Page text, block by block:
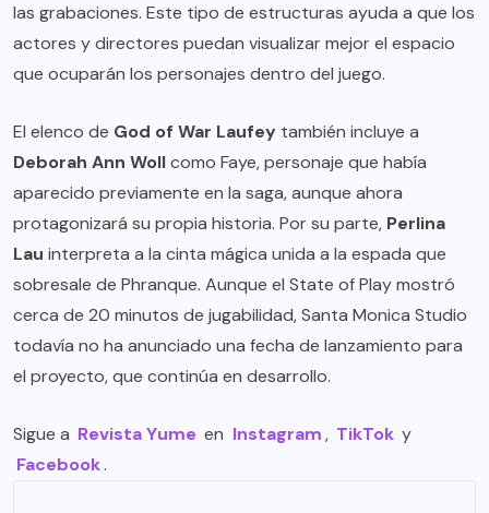
las grabaciones. Este tipo de estructuras ayuda a que los
actores y directores puedan visualizar mejor el espacio
que ocuparán los personajes dentro del juego.
El elenco de God of War Laufey también incluye a
Deborah Ann Wollcomo Faye, personaje que había
aparecido previamente en la saga, aunque ahora
protagonizará su propia historia. Por su parte, Perlina
Lau interpreta a la cinta mágica unida a la espada que
sobresale de Phranque. Aunque el State of Play mostró
cerca de 20 minutos de jugabilidad, Santa Monica Studio
todavía no ha anunciado una fecha de lanzamiento para
el proyecto, que continúa en desarrollo.
Sigue a Revista Yume en Instagram, TikTok y
Facebook.